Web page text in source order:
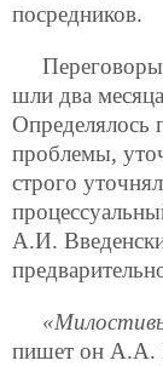
посредников.
шли два
Определялось
проблемы,
строго
А.И.
пишет он А.А.